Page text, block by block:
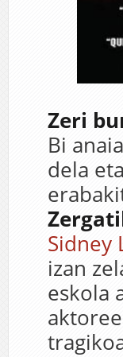
Zeri
Bi
dela
Sidney
izan
eskola